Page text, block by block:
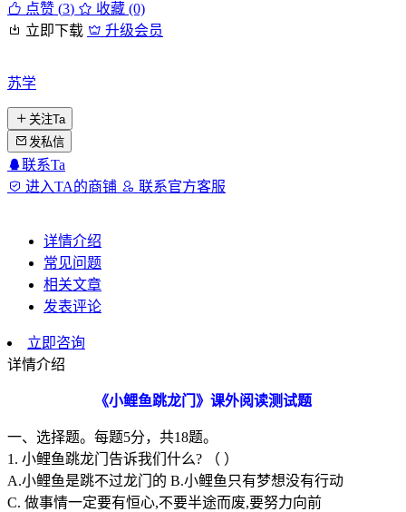
点赞 (3)
收藏 (0)
立即下载
升级会员
苏学
关注Ta
发私信
联系Ta
进入TA的商铺
联系官方客服
详情介绍
常见问题
相关文章
发表评论
立即咨询
详情介绍
《小鲤鱼跳龙门》课外阅读测试题
一、选择题。每题5分，共18题。
1. 小鲤鱼跳龙门告诉我们什么? （ ）
A.小鲤鱼是跳不过龙门的 B.小鲤鱼只有梦想没有行动
C. 做事情一定要有恒心,不要半途而废,要努力向前